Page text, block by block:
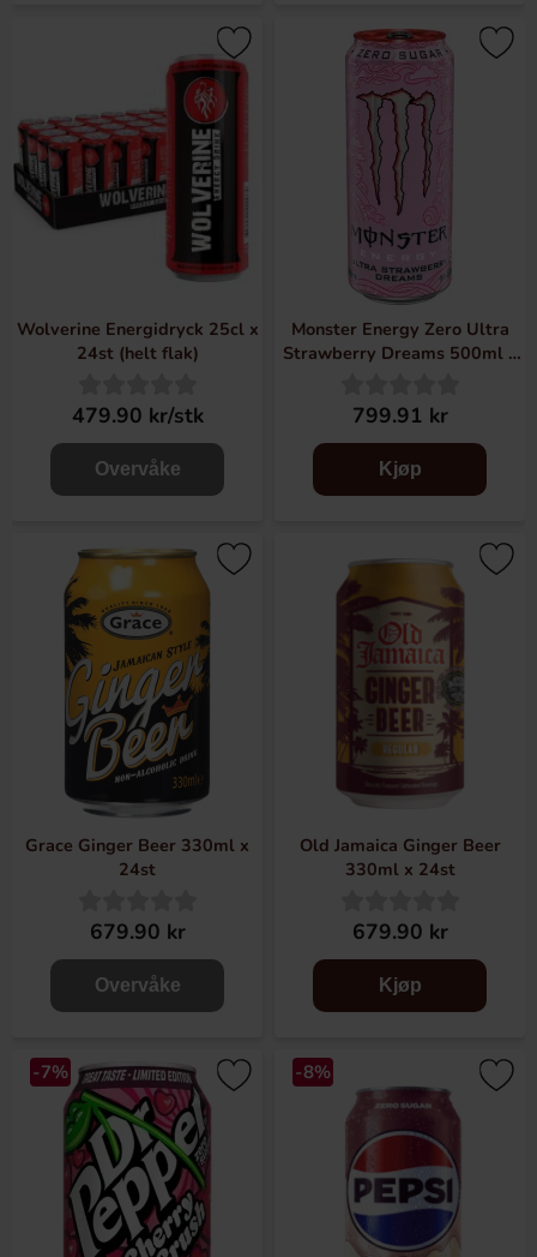
Wolverine Energidryck 25cl x
24st (helt flak)
479.90 kr/stk
Overvåke
Monster Energy Zero Ultra
Strawberry Dreams 500ml x
799.91 kr
Kjøp
Grace Ginger Beer 330ml x
24st
679.90 kr
Overvåke
Old Jamaica Ginger Beer
330ml x 24st
679.90 kr
Kjøp
-7% -8%